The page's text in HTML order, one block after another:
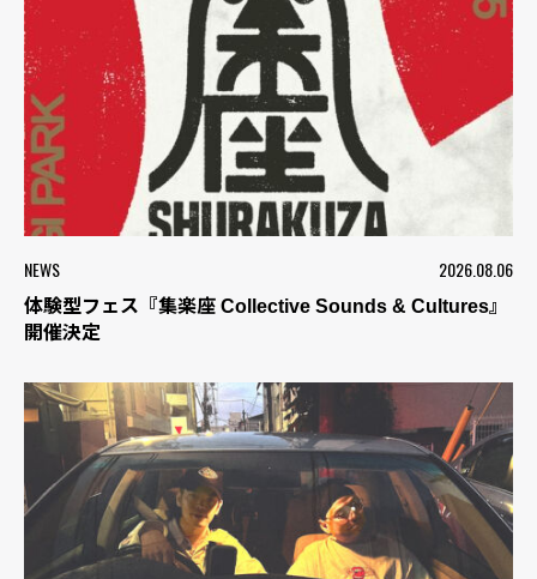
NEWS 2026.08.06
体験型フェス『集楽座 Collective Sounds & Cultures』
開催決定